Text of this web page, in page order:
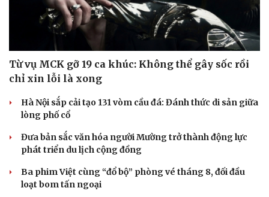
Từ vụ MCK gỡ 19 ca khúc: Không thể gây sốc rồi
chỉ xin lỗi là xong
Hà Nội sắp cải tạo 131 vòm cầu đá: Đánh thức di sản giữa
lòng phố cổ
Đưa bản sắc văn hóa người Mường trở thành động lực
phát triển du lịch cộng đồng
Ba phim Việt cùng “đổ bộ” phòng vé tháng 8, đối đầu
loạt bom tấn ngoại